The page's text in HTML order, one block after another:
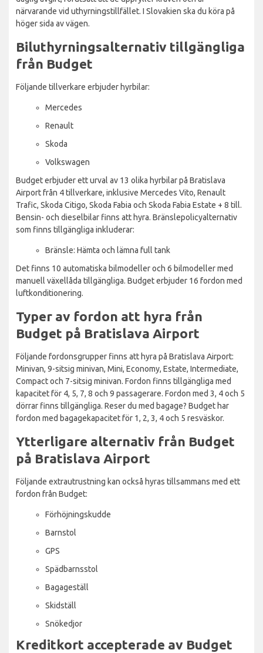
närvarande vid uthyrningstillfället. I Slovakien ska du köra på
höger sida av vägen.
Biluthyrningsalternativ tillgängliga
från Budget
Följande tillverkare erbjuder hyrbilar:
Mercedes
Renault
Skoda
Volkswagen
Budget erbjuder ett urval av 13 olika hyrbilar på Bratislava
Airport från 4 tillverkare, inklusive Mercedes Vito, Renault
Trafic, Skoda Citigo, Skoda Fabia och Skoda Fabia Estate + 8 till.
Bensin- och dieselbilar finns att hyra. Bränslepolicyalternativ
som finns tillgängliga inkluderar:
Bränsle: Hämta och lämna full tank
Det finns 10 automatiska bilmodeller och 6 bilmodeller med
manuell växellåda tillgängliga. Budget erbjuder 16 fordon med
luftkonditionering.
Typer av fordon att hyra från
Budget på Bratislava Airport
Följande fordonsgrupper finns att hyra på Bratislava Airport:
Minivan, 9-sitsig minivan, Mini, Economy, Estate, Intermediate,
Compact och 7-sitsig minivan. Fordon finns tillgängliga med
kapacitet för 4, 5, 7, 8 och 9 passagerare. Fordon med 3, 4 och 5
dörrar finns tillgängliga. Reser du med bagage? Budget har
fordon med bagagekapacitet för 1, 2, 3, 4 och 5 resväskor.
Ytterligare alternativ från Budget
på Bratislava Airport
Följande extrautrustning kan också hyras tillsammans med ett
fordon från Budget:
Förhöjningskudde
Barnstol
GPS
Spädbarnsstol
Bagageställ
Skidställ
Snökedjor
Kreditkort accepterade av Budget